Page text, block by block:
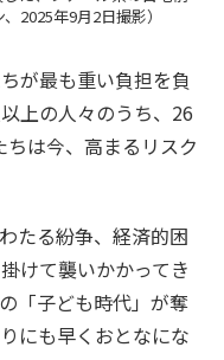
2025年9月2日撮影）
が最も重い負担を負
上の人々のうち、26
は今、高まるリスク
たる紛争、経済的困
けて襲いかかってき
「子ども時代」が奪
にも早くおとなにな